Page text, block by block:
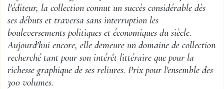
l'éditeur, la collection connut un succès considérable dès
ses débuts et traversa sans interruption les
bouleversements politiques et économiques du siècle.
Aujourd'hui encore, elle demeure un domaine de collection
recherché tant pour son intérêt littéraire que pour la
richesse graphique de ses reliures. Prix pour l'ensemble des
300 volumes.